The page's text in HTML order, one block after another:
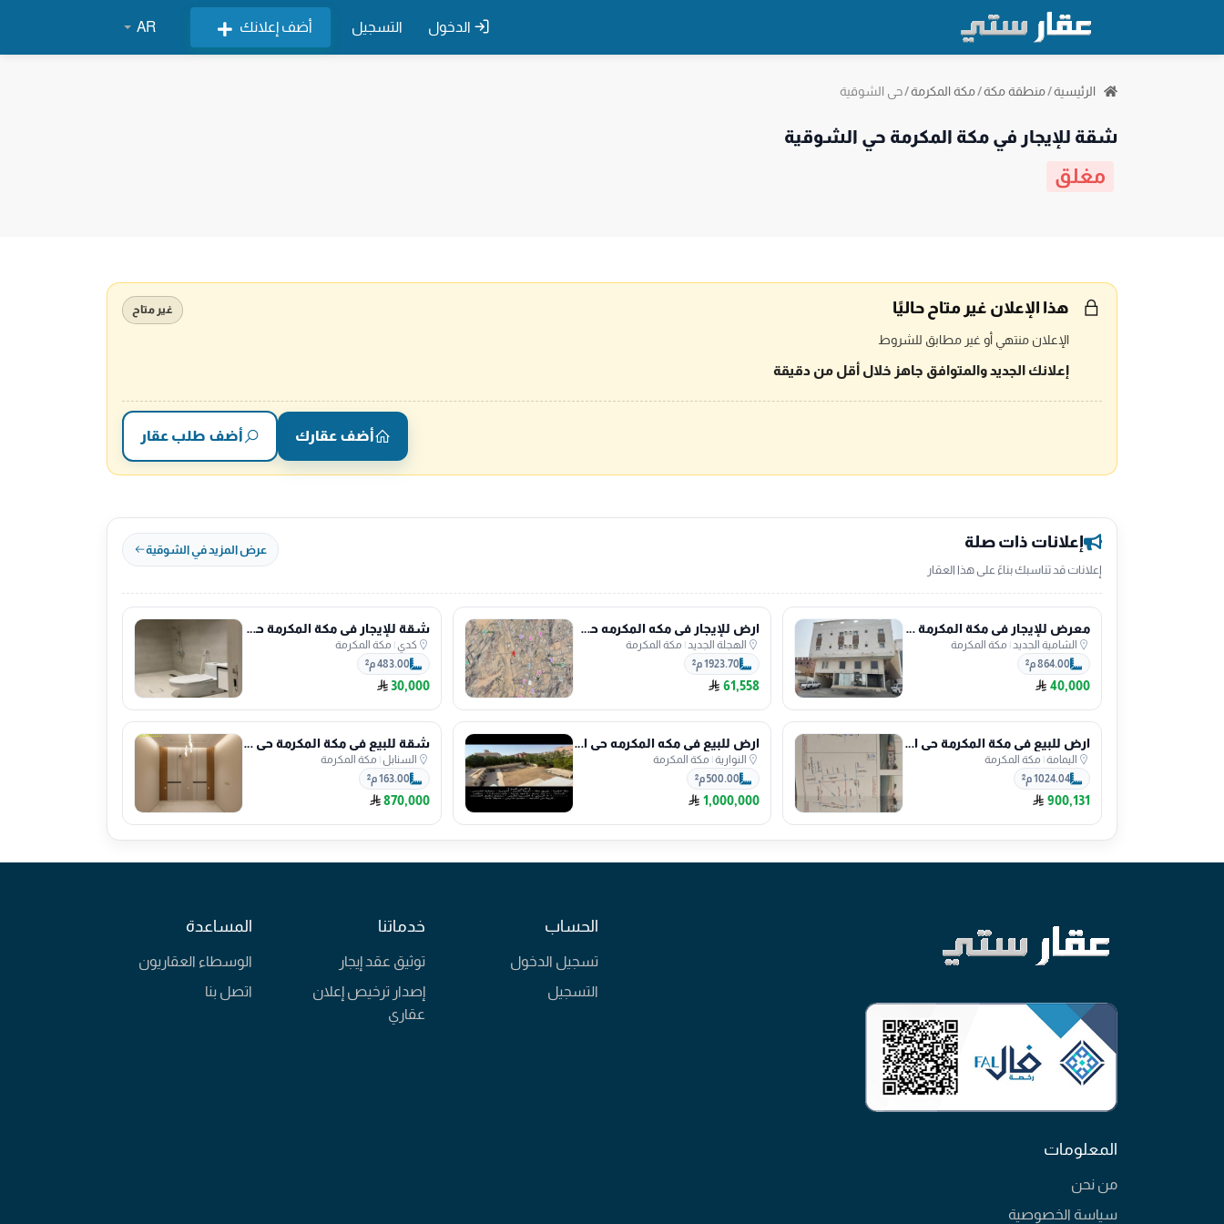
الدخول التسجيل أضف إعلانك AR
الرئيسية/منطقة مكة/مكة المكرمة/حي الشوقية
شقة للإيجار في مكة المكرمة حي الشوقية
مغلق
هذا الإعلان غير متاح حاليًا غير متاح
الإعلان منتهي أو غير مطابق للشروط
إعلانك الجديد والمتوافق جاهز خلال أقل من دقيقة
أضف عقارك أضف طلب عقار
إعلانات ذات صلة
إعلانات قد تناسبك بناءً على هذا العقار
عرض المزيد في الشوقية
معرض للإيجار في مكة المكرمة حي الشامية الجديد
الشامية الجديد| مكة المكرمة
864.00 م²
40,000
ارض للإيجار في مكه المكرمه حي الهجلة الجديد
الهجلة الجديد| مكة المكرمة
1923.70 م²
61,558
شقة للإيجار في مكة المكرمة حي كدي
كدي| مكة المكرمة
483.00 م²
30,000
ارض للبيع في مكة المكرمة حي اليمامة
اليمامة| مكة المكرمة
1024.04 م²
900,131
ارض للبيع في مكه المكرمه حي النوارية
النوارية| مكة المكرمة
500.00 م²
1,000,000
شقة للبيع في مكة المكرمة حي السنابل
السنابل| مكة المكرمة
163.00 م²
870,000
الحساب
تسجيل الدخول
التسجيل
خدماتنا
توثيق عقد إيجار
إصدار ترخيص إعلان
عقاري
المساعدة
الوسطاء العقاريون
اتصل بنا
المعلومات
من نحن
سياسة الخصوصية